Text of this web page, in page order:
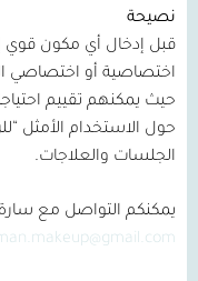
نصيحة
قبل إدخال أي مكون قوي
اختصاصية أو اختصاصي
حيث يمكنهم تقييم
حول الاستخدام الأمثل
الجلسات والعلاجات.
يمكنكم التواصل مع سارة